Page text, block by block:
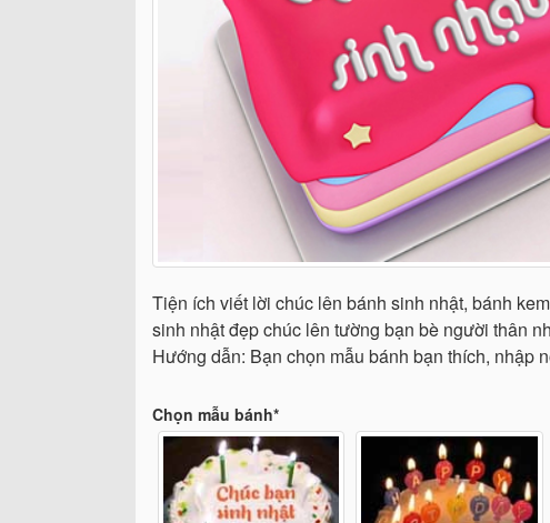
Tiện ích viết lời chúc lên bánh sinh nhật, bánh
sinh nhật đẹp chúc lên tường bạn bè người thân
Hướng dẫn: Bạn chọn mẫu bánh bạn thích, nhập
Chọn mẫu bánh*